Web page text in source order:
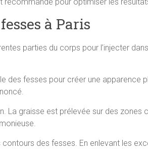
à Paris
parties du corps pour l’injecter
des fesses pour créer une apparence
La graisse est prélevée sur des zones
des fesses. En enlevant les